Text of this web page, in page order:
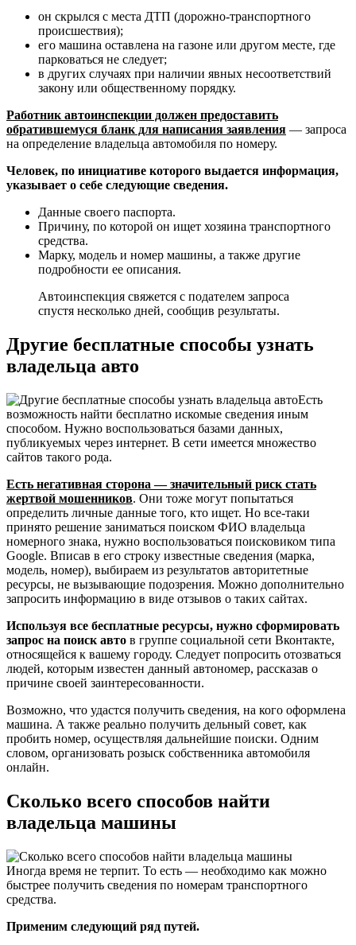
он скрылся с места ДТП (дорожно-транспортного
происшествия);
его машина оставлена на газоне или другом месте, где
парковаться не следует;
в других случаях при наличии явных несоответствий
закону или общественному порядку.
Работник автоинспекции должен предоставить
обратившемуся бланк для написания заявления — запроса
на определение владельца автомобиля по номеру.
Человек, по инициативе которого выдается информация,
указывает о себе следующие сведения.
Данные своего паспорта.
Причину, по которой он ищет хозяина транспортного
средства.
Марку, модель и номер машины, а также другие
подробности ее описания.
Автоинспекция свяжется с подателем запроса
спустя несколько дней, сообщив результаты.
Другие бесплатные способы узнать
владельца авто
Есть
возможность найти бесплатно искомые сведения иным
способом. Нужно воспользоваться базами данных,
публикуемых через интернет. В сети имеется множество
сайтов такого рода.
Есть негативная сторона — значительный риск стать
жертвой мошенников. Они тоже могут попытаться
определить личные данные того, кто ищет. Но все-таки
принято решение заниматься поиском ФИО владельца
номерного знака, нужно воспользоваться поисковиком типа
Google. Вписав в его строку известные сведения (марка,
модель, номер), выбираем из результатов авторитетные
ресурсы, не вызывающие подозрения. Можно дополнительно
запросить информацию в виде отзывов о таких сайтах.
Используя все бесплатные ресурсы, нужно сформировать
запрос на поиск авто в группе социальной сети Вконтакте,
относящейся к вашему городу. Следует попросить отозваться
людей, которым известен данный автономер, рассказав о
причине своей заинтересованности.
Возможно, что удастся получить сведения, на кого оформлена
машина. А также реально получить дельный совет, как
пробить номер, осуществляя дальнейшие поиски. Одним
словом, организовать розыск собственника автомобиля
онлайн.
Сколько всего способов найти
владельца машины
Иногда время не терпит. То есть — необходимо как можно
быстрее получить сведения по номерам транспортного
средства.
Применим следующий ряд путей.